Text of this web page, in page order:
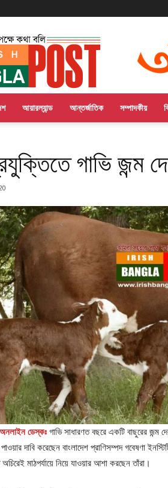
Irish
Bangla
Post
আয়ারল্যান্ড আন্তর্জাতিক সম্পাদকীয়
গাভি জন্ম
ডেস্কঃ গাভি সাধারণত বছরে একটি বাছুরের
দাবি করেছেন বাংলাদেশ প্রাণিসম্পদ গবেষণা
মাঠপর্যায়ে নিয়ে যাওয়ার আশা করছেন তাঁরা।